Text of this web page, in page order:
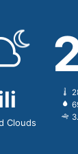
Clouds